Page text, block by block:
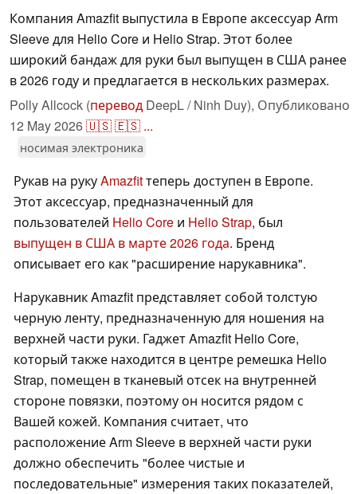
Компания Amazfit выпустила в Европе аксессуар Arm
Sleeve для Helio Core и Helio Strap. Этот более
широкий бандаж для руки был выпущен в США ранее
в 2026 году и предлагается в нескольких размерах.
Polly Allcock (перевод DeepL / Ninh Duy), Опубликовано
12 May 2026🇺🇸🇪🇸 ...
носимая электроника
Рукав на рукуAmazfitтеперь доступен в Европе.
Этот аксессуар, предназначенный для
пользователей Helio Core и Helio Strap, был
выпущен в США в марте 2026 года. Бренд
описывает его как "расширение нарукавника".
Нарукавник Amazfit представляет собой толстую
черную ленту, предназначенную для ношения на
верхней части руки. Гаджет Amazfit Helio Core,
который также находится в центре ремешка Helio
Strap, помещен в тканевый отсек на внутренней
стороне повязки, поэтому он носится рядом с
Вашей кожей. Компания считает, что
расположение Arm Sleeve в верхней части руки
должно обеспечить "более чистые и
последовательные" измерения таких показателей,